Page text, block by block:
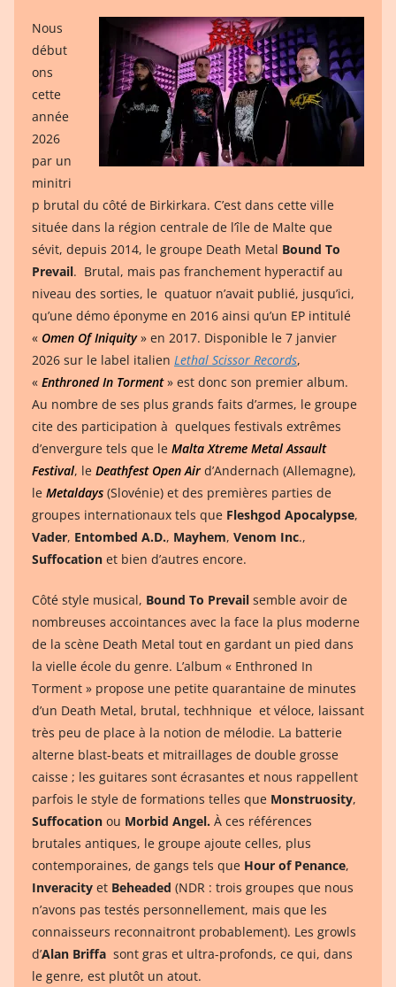
Nous
début
ons
cette
année
2026
par un
minitri
p brutal du côté de Birkirkara. C’est dans cette ville
située dans la région centrale de l’île de Malte que
sévit, depuis 2014, le groupe Death Metal Bound To
Prevail. Brutal, mais pas franchement hyperactif au
niveau des sorties, le quatuor n’avait publié, jusqu’ici,
qu’une démo éponyme en 2016 ainsi qu’un EP intitulé
« Omen Of Iniquity» en 2017. Disponible le 7 janvier
2026 sur le label italien Lethal Scissor Records,
« Enthroned In Torment» est donc son premier album.
Au nombre de ses plus grands faits d’armes, le groupe
cite des participation à quelques festivals extrêmes
d’envergure tels que le Malta Xtreme Metal Assault
Festival, le Deathfest Open Air d’Andernach (Allemagne),
le Metaldays (Slovénie) et des premières parties de
groupes internationaux tels que Fleshgod Apocalypse,
Vader, Entombed A.D., Mayhem, Venom Inc.,
Suffocation et bien d’autres encore.
Côté style musical, Bound To Prevail semble avoir de
nombreuses accointances avec la face la plus moderne
de la scène Death Metal tout en gardant un pied dans
la vielle école du genre. L’album « Enthroned In
Torment » propose une petite quarantaine de minutes
d’un Death Metal, brutal, techhnique et véloce, laissant
très peu de place à la notion de mélodie. La batterie
alterne blast-beats et mitraillages de double grosse
caisse ; les guitares sont écrasantes et nous rappellent
parfois le style de formations telles que Monstruosity,
Suffocation ou Morbid Angel. À ces références
brutales antiques, le groupe ajoute celles, plus
contemporaines, de gangs tels que Hour of Penance,
Inveracity et Beheaded (NDR : trois groupes que nous
n’avons pas testés personnellement, mais que les
connaisseurs reconnaitront probablement). Les growls
d’Alan Briffa sont gras et ultra-profonds, ce qui, dans
le genre, est plutôt un atout.